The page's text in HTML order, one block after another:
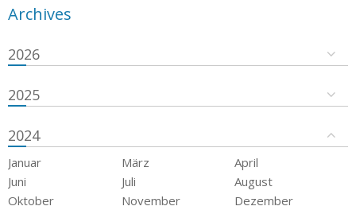
Archives
2026
2025
2024
Januar März
April
Juni
Juli
August
Oktober
November Dezember